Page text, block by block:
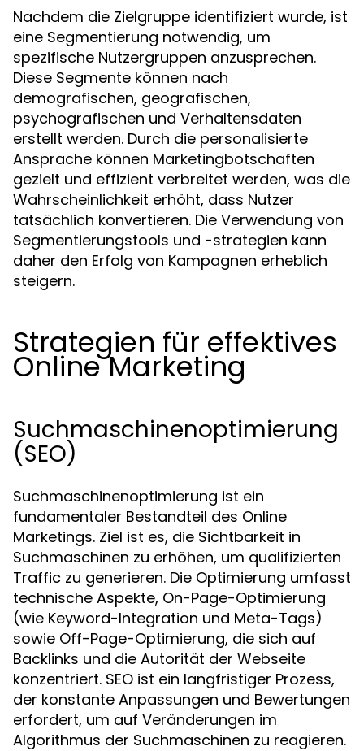
Nachdem die Zielgruppe identifiziert wurde, ist
eine Segmentierung notwendig, um
spezifische Nutzergruppen anzusprechen.
Diese Segmente können nach
demografischen, geografischen,
psychografischen und Verhaltensdaten
erstellt werden. Durch die personalisierte
Ansprache können Marketingbotschaften
gezielt und effizient verbreitet werden, was die
Wahrscheinlichkeit erhöht, dass Nutzer
tatsächlich konvertieren. Die Verwendung von
Segmentierungstools und -strategien kann
daher den Erfolg von Kampagnen erheblich
steigern.
Strategien für effektives
Online Marketing
Suchmaschinenoptimierung
(SEO)
Suchmaschinenoptimierung ist ein
fundamentaler Bestandteil des Online
Marketings. Ziel ist es, die Sichtbarkeit in
Suchmaschinen zu erhöhen, um qualifizierten
Traffic zu generieren. Die Optimierung umfasst
technische Aspekte, On-Page-Optimierung
(wie Keyword-Integration und Meta-Tags)
sowie Off-Page-Optimierung, die sich auf
Backlinks und die Autorität der Webseite
konzentriert. SEO ist ein langfristiger Prozess,
der konstante Anpassungen und Bewertungen
erfordert, um auf Veränderungen im
Algorithmus der Suchmaschinen zu reagieren.